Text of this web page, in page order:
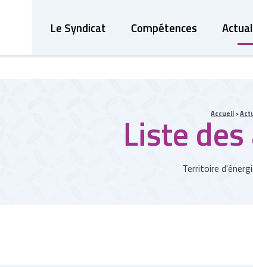
Le Syndicat Compétences
Accueil>
Liste
Territoire